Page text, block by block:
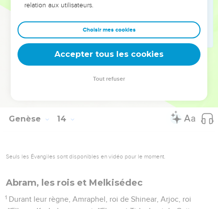
Je rendrai ta descendance pareille à la poussière de la
terre, de sorte que, si quelqu'un peut compter la poussière
de la terre, ta descendance aussi sera comptée.
Lève-toi et parcours le pays dans sa longueur et dans sa
largeur, car je te le donnerai. »
Genèse 14
Seuls les Évangiles sont disponibles en vidéo pour le moment.
Abram, les rois et Melkisédec
1 Durant leur règne, Amraphel, roi de Shinear, Arjoc, roi
relation aux utilisateurs.
Choisir mes cookies
Accepter tous les cookies
Tout refuser